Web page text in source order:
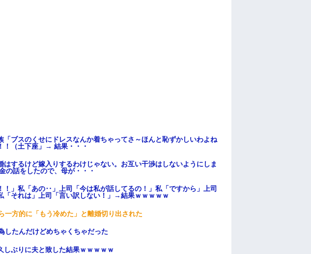
「ブスのくせにドレスなんか着ちゃってさ～ほんと恥ずかしいわよね
！（土下座」→ 結果・・・
はするけど嫁入りするわけじゃない。お互い干渉はしないようにしま
の話をしたので、母が・・・
！」私「あの‥」上司「今は私が話してるの！」私「ですから」上司
「それは」上司「言い訳しない！」→結果ｗｗｗｗｗ
一方的に「もう冷めた」と離婚切り出された
したんだけどめちゃくちゃだった
しぶりに夫と致した結果ｗｗｗｗｗ